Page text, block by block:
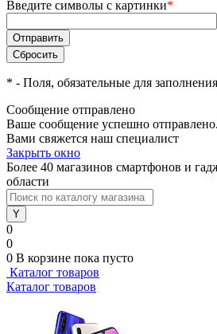
Введите символы с картинки*
* - Поля, обязательные для заполнения
Сообщение отправлено
Ваше сообщение успешно
Вами свяжется наш специалист
Закрыть окно
Более 40 магазинов смартфонов и
области
0
0
0 В корзине пока пусто
Каталог товаров
Каталог товаров